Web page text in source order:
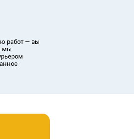
работ — вы
мы